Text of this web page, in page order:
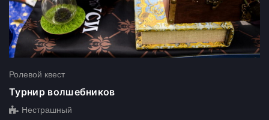
Ролевой квест
Турнир волшебников
Нестрашный